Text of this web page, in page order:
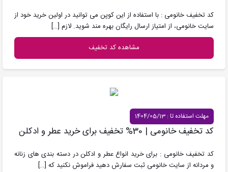
کد تخفیف خانومی : با استفاده از این کوپن می توانید در اولین خرید خود از
سایت خانومی، از امتیاز ارسال رایگان بهره مند شوید. لازم […]
مشاهده کد تخفیف
مهلت استفاده تا : 1404/05/13
کد تخفیف خانومی | 30% تخفیف برای خرید عطر و ادکلن
کد تخفیف خانومی : برای خرید انواع عطر و ادکلن در دسته بندی های زنانه
و مردانه از سایت خانومی ثبت سفارش دهید فراموش نکنید که […]